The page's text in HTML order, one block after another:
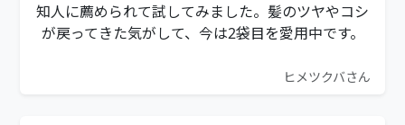
知人に薦められて試してみました。髪のツヤやコシ
が戻ってきた気がして、今は2袋目を愛用中です。
ヒメツクバさん